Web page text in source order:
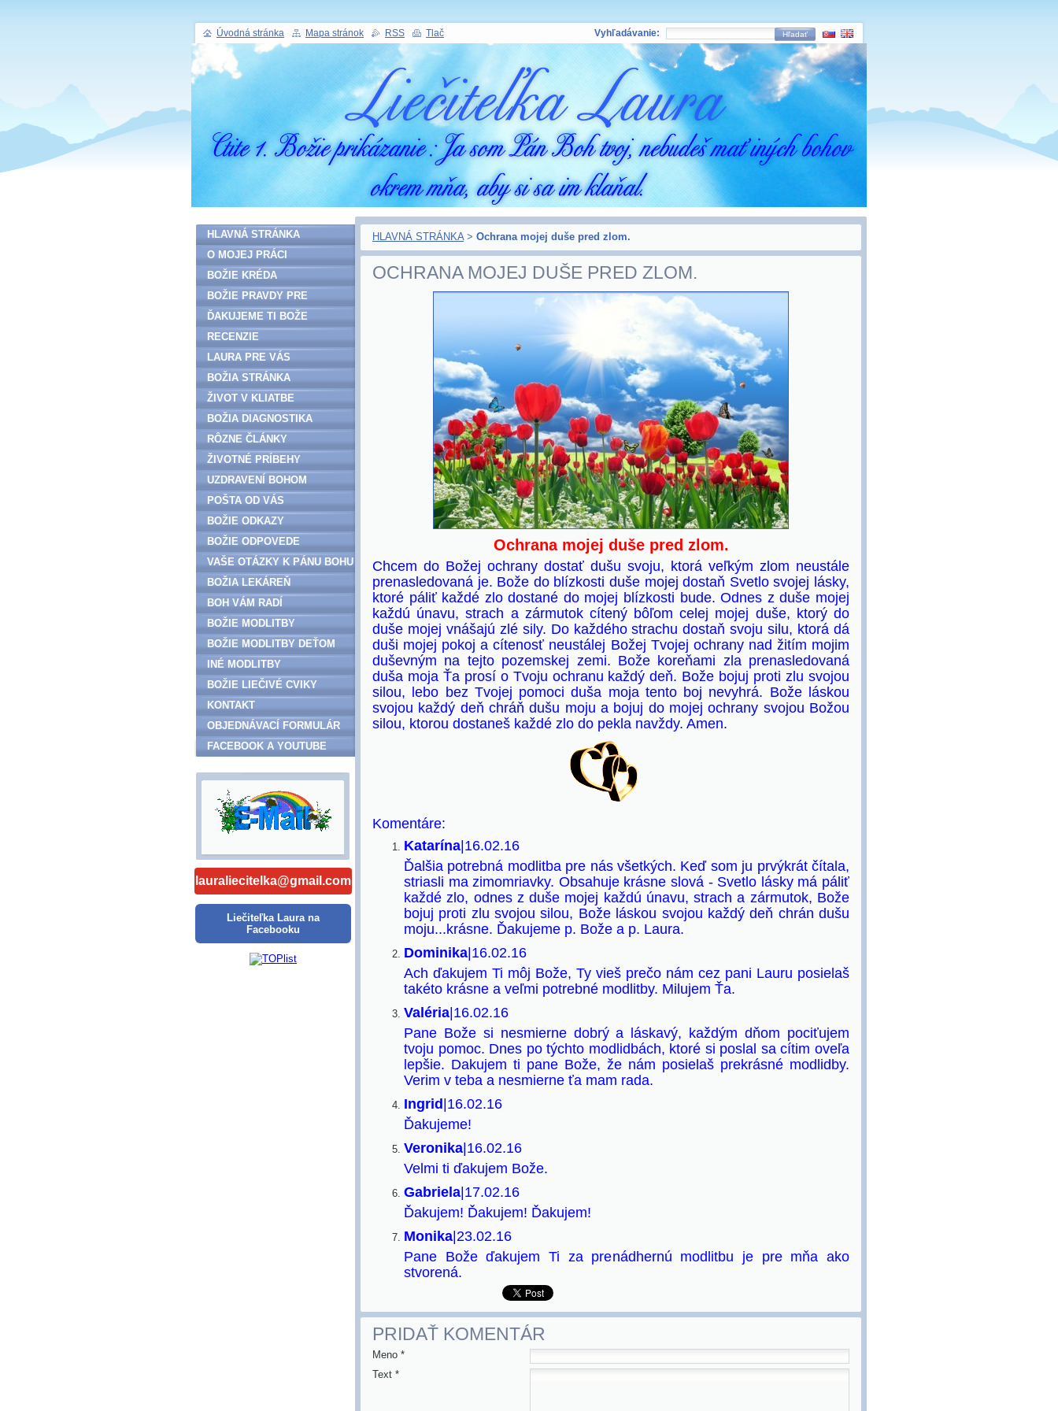
HLAVNÁ STRÁNKA > Ochrana mojej duše pred zlom.
OCHRANA MOJEJ DUŠE PRED ZLOM.
Ochrana mojej duše pred zlom.
Chcem do Božej ochrany dostať dušu svoju, ktorá veľkým zlom neustále
prenasledovaná je. Bože do blízkosti duše mojej dostaň Svetlo svojej lásky,
ktoré páliť každé zlo dostané do mojej blízkosti bude. Odnes z duše mojej
každú únavu, strach a zármutok cítený bôľom celej mojej duše, ktorý do
duše mojej vnášajú zlé sily. Do každého strachu dostaň svoju silu, ktorá dá
duši mojej pokoj a cítenosť neustálej Božej Tvojej ochrany nad žitím mojim
duševným na tejto pozemskej zemi. Bože koreňami zla prenasledovaná
duša moja Ťa prosí o Tvoju ochranu každý deň. Bože bojuj proti zlu svojou
silou, lebo bez Tvojej pomoci duša moja tento boj nevyhrá. Bože láskou
svojou každý deň chráň dušu moju a bojuj do mojej ochrany svojou Božou
silou, ktorou dostaneš každé zlo do pekla navždy. Amen.
Komentáre:
Katarína |16.02.16
Ďalšia potrebná modlitba pre nás všetkých. Keď som ju prvýkrát čítala,
striasli ma zimomriavky. Obsahuje krásne slová - Svetlo lásky má páliť
každé zlo, odnes z duše mojej každú únavu, strach a zármutok, Bože
bojuj proti zlu svojou silou, Bože láskou svojou každý deň chrán dušu
moju...krásne. Ďakujeme p. Bože a p. Laura.
Dominika |16.02.16
Ach ďakujem Ti môj Bože, Ty vieš prečo nám cez pani Lauru posielaš
takéto krásne a veľmi potrebné modlitby. Milujem Ťa.
Valéria |16.02.16
Pane Bože si nesmierne dobrý a láskavý, každým dňom pociťujem
tvoju pomoc. Dnes po týchto modlidbách, ktoré si poslal sa cítim oveľa
lepšie. Dakujem ti pane Bože, že nám posielaš prekrásné modlidby.
Verim v teba a nesmierne ťa mam rada.
Ingrid |16.02.16
Ďakujeme!
Veronika |16.02.16
Velmi ti ďakujem Bože.
Gabriela |17.02.16
Ďakujem! Ďakujem! Ďakujem!
Monika |23.02.16
Pane Bože ďakujem Ti za prenádhernú modlitbu je pre mňa ako
stvorená.
PRIDAŤ KOMENTÁR
Meno *
Text *
HLAVNÁ STRÁNKA
O MOJEJ PRÁCI
BOŽIE KRÉDA
BOŽIE PRAVDY PRE
ĽUDSTVO
ĎAKUJEME TI BOŽE
RECENZIE
LAURA PRE VÁS
BOŽIA STRÁNKA
ŽIVOT V KLIATBE
BOŽIA DIAGNOSTIKA
RÔZNE ČLÁNKY
ŽIVOTNÉ PRÍBEHY
UZDRAVENÍ BOHOM
POŠTA OD VÁS
BOŽIE ODKAZY
BOŽIE ODPOVEDE
VAŠE OTÁZKY K PÁNU BOHU
BOŽIA LEKÁREŇ
BOH VÁM RADÍ
BOŽIE MODLITBY
BOŽIE MODLITBY DEŤOM
INÉ MODLITBY
BOŽIE LIEČIVÉ CVIKY
KONTAKT
OBJEDNÁVACÍ FORMULÁR
FACEBOOK A YOUTUBE
lauraliecitelka@gmail.com
Liečiteľka Laura na
Facebooku
Úvodná stránka Mapa stránok RSS Tlač Vyhľadávanie: Hľadať